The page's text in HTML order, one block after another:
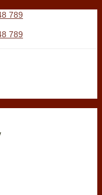
789
789
giỏ hàng.